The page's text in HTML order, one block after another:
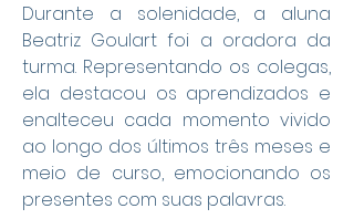
Durante a solenidade, a aluna
Beatriz Goulart foi a oradora da
turma. Representando os colegas,
ela destacou os aprendizados e
enalteceu cada momento vivido
ao longo dos últimos três meses e
meio de curso, emocionando os
presentes com suas palavras.